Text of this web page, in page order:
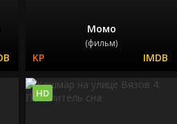
Момо
(фильм)
HD